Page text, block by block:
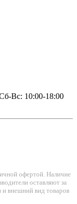
Вс: 10:00-18:00
офертой. Наличие
оставляют за
и внешний вид товаров